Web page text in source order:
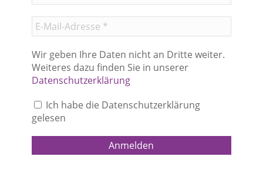
Wir geben Ihre Daten nicht an Dritte weiter.
Weiteres dazu finden Sie in unserer
Datenschutzerklärung
Ich habe die Datenschutzerklärung
gelesen